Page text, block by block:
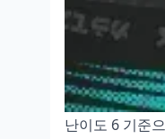
난이도 6 기준